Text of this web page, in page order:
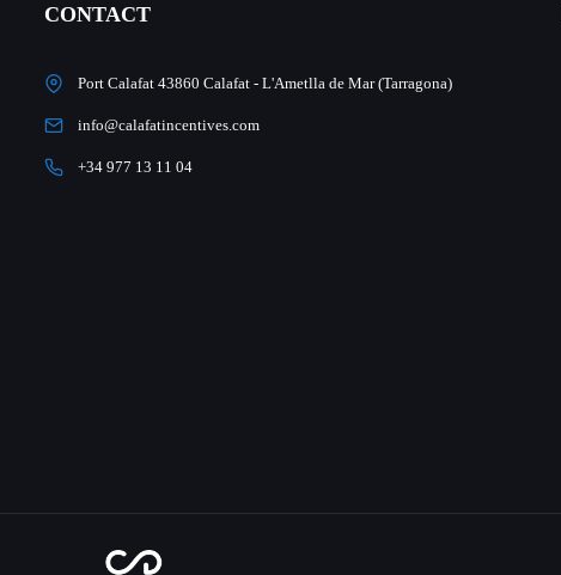
CONTACT
Port Calafat 43860 Calafat - L'Ametlla de Mar (Tarragona)
info@calafatincentives.com
+34 977 13 11 04